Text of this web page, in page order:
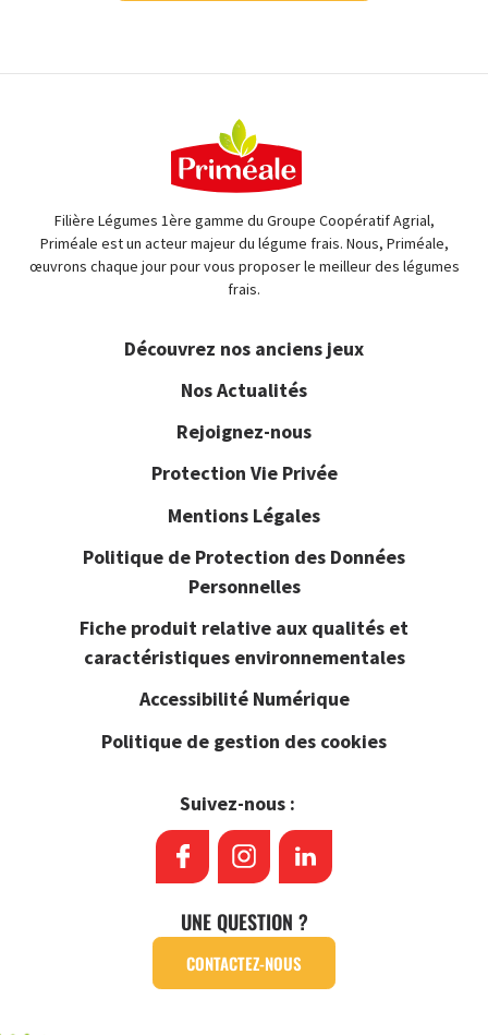
Filière Légumes 1ère gamme du Groupe Coopératif Agrial,
Priméale est un acteur majeur du légume frais. Nous, Priméale,
œuvrons chaque jour pour vous proposer le meilleur des légumes
frais.
Découvrez nos anciens jeux
Nos Actualités
Rejoignez-nous
Protection Vie Privée
Mentions Légales
Politique de Protection des Données
Personnelles
Fiche produit relative aux qualités et
caractéristiques environnementales
Accessibilité Numérique
Politique de gestion des cookies
Suivez-nous :
UNE QUESTION ?
CONTACTEZ-NOUS